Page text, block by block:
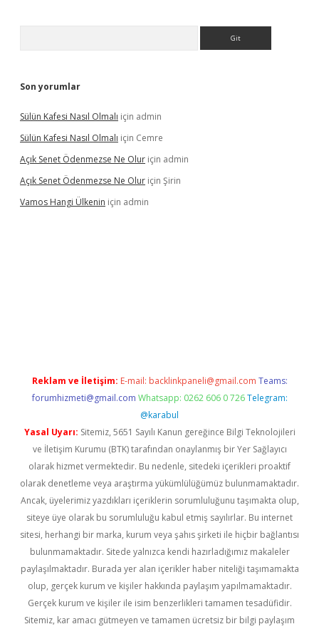
Son yorumlar
Sülün Kafesi Nasıl Olmalı için admin
Sülün Kafesi Nasıl Olmalı için Cemre
Açık Senet Ödenmezse Ne Olur için admin
Açık Senet Ödenmezse Ne Olur için Şirin
Vamos Hangi Ülkenin için admin
Reklam ve İletişim: E-mail: backlinkpaneli@gmail.com Teams:
forumhizmeti@gmail.com Whatsapp: 0262 606 0 726 Telegram:
@karabul
Yasal Uyarı: Sitemiz, 5651 Sayılı Kanun gereğince Bilgi Teknolojileri
ve İletişim Kurumu (BTK) tarafından onaylanmış bir Yer Sağlayıcı
olarak hizmet vermektedir. Bu nedenle, sitedeki içerikleri proaktif
olarak denetleme veya araştırma yükümlülüğümüz bulunmamaktadır.
Ancak, üyelerimiz yazdıkları içeriklerin sorumluluğunu taşımakta olup,
siteye üye olarak bu sorumluluğu kabul etmiş sayılırlar. Bu internet
sitesi, herhangi bir marka, kurum veya şahıs şirketi ile hiçbir bağlantısı
bulunmamaktadır. Sitede yalnızca kendi hazırladığımız makaleler
paylaşılmaktadır. Burada yer alan içerikler haber niteliği taşımamakta
olup, gerçek kurum ve kişiler hakkında paylaşım yapılmamaktadır.
Gerçek kurum ve kişiler ile isim benzerlikleri tamamen tesadüfidir.
Sitemiz, kar amacı gütmeyen ve tamamen ücretsiz bir bilgi paylaşım